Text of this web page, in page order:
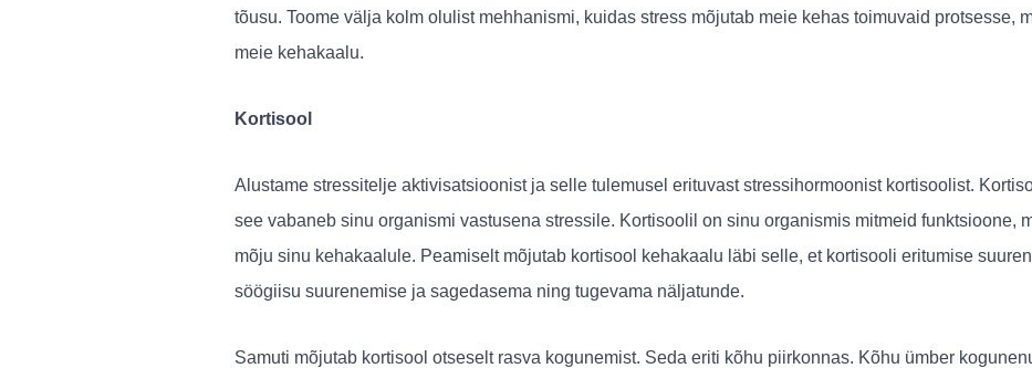
tõusu. Toome välja kolm olulist mehhanismi, kuidas stress mõjutab meie kehas toimuvaid protsesse,
meie kehakaalu.
Kortisool
Alustame stressitelje aktivisatsioonist ja selle tulemusel erituvast stressihormoonist kortisoolist.
see vabaneb sinu organismi vastusena stressile. Kortisoolil on sinu organismis mitmeid funktsioone,
mõju sinu kehakaalule. Peamiselt mõjutab kortisool kehakaalu läbi selle, et kortisooli eritumise
söögiisu suurenemise ja sagedasema ning tugevama näljatunde.
Samuti mõjutab kortisool otseselt rasva kogunemist. Seda eriti kõhu piirkonnas. Kõhu ümber